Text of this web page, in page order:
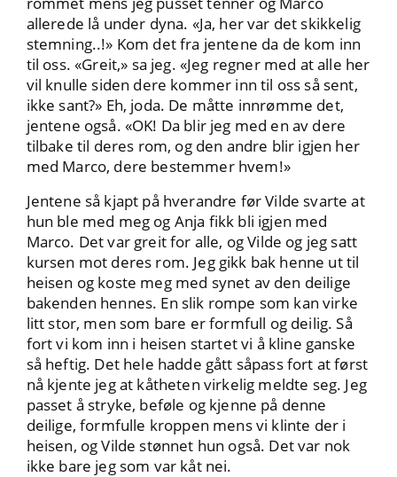
allerede lå under dyna. «Ja, her var det skikkelig
stemning..!» Kom det fra jentene da de kom inn
til oss. «Greit,» sa jeg. «Jeg regner med at alle her
vil knulle siden dere kommer inn til oss så sent,
ikke sant?» Eh, joda. De måtte innrømme det,
jentene også. «OK! Da blir jeg med en av dere
tilbake til deres rom, og den andre blir igjen her
med Marco, dere bestemmer hvem!»
Jentene så kjapt på hverandre før Vilde svarte at
hun ble med meg og Anja fikk bli igjen med
Marco. Det var greit for alle, og Vilde og jeg satt
kursen mot deres rom. Jeg gikk bak henne ut til
heisen og koste meg med synet av den deilige
bakenden hennes. En slik rompe som kan virke
litt stor, men som bare er formfull og deilig. Så
fort vi kom inn i heisen startet vi å kline ganske
så heftig. Det hele hadde gått såpass fort at først
nå kjente jeg at kåtheten virkelig meldte seg. Jeg
passet å stryke, beføle og kjenne på denne
deilige, formfulle kroppen mens vi klinte der i
heisen, og Vilde stønnet hun også. Det var nok
ikke bare jeg som var kåt nei.